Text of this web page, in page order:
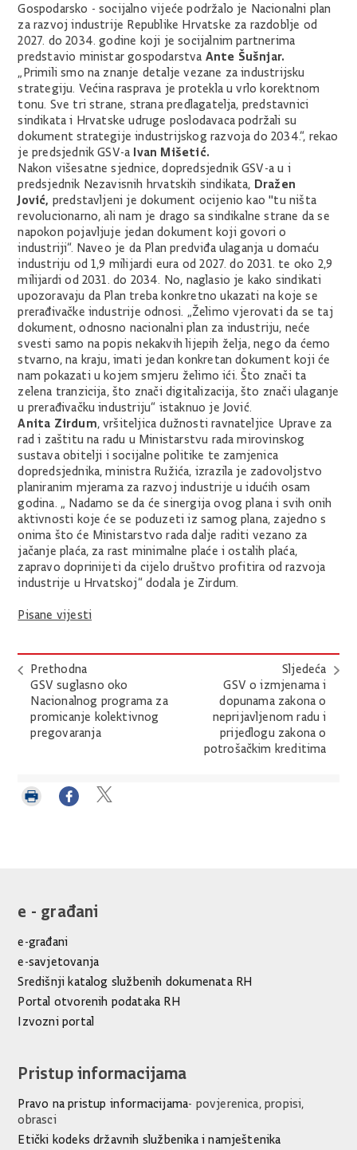
Gospodarsko - socijalno vijeće podržalo je Nacionalni plan
za razvoj industrije Republike Hrvatske za razdoblje od
2027. do 2034. godine koji je socijalnim partnerima
predstavio ministar gospodarstva Ante Šušnjar.
„Primili smo na znanje detalje vezane za industrijsku
strategiju. Većina rasprava je protekla u vrlo korektnom
tonu. Sve tri strane, strana predlagatelja, predstavnici
sindikata i Hrvatske udruge poslodavaca podržali su
dokument strategije industrijskog razvoja do 2034.“, rekao
je predsjednik GSV-a Ivan Mišetić.
Nakon višesatne sjednice, dopredsjednik GSV-a u i
predsjednik Nezavisnih hrvatskih sindikata, Dražen
Jović, predstavljeni je dokument ocijenio kao "tu ništa
revolucionarno, ali nam je drago sa sindikalne strane da se
napokon pojavljuje jedan dokument koji govori o
industriji“. Naveo je da Plan predviđa ulaganja u domaću
industriju od 1,9 milijardi eura od 2027. do 2031. te oko 2,9
milijardi od 2031. do 2034. No, naglasio je kako sindikati
upozoravaju da Plan treba konkretno ukazati na koje se
prerađivačke industrije odnosi. „Želimo vjerovati da se taj
dokument, odnosno nacionalni plan za industriju, neće
svesti samo na popis nekakvih lijepih želja, nego da ćemo
stvarno, na kraju, imati jedan konkretan dokument koji će
nam pokazati u kojem smjeru želimo ići. Što znači ta
zelena tranzicija, što znači digitalizacija, što znači ulaganje
u prerađivačku industriju“ istaknuo je Jović.
Anita Zirdum, vršiteljica dužnosti ravnateljice Uprave za
rad i zaštitu na radu u Ministarstvu rada mirovinskog
sustava obitelji i socijalne politike te zamjenica
dopredsjednika, ministra Ružića, izrazila je zadovoljstvo
planiranim mjerama za razvoj industrije u idućih osam
godina. „ Nadamo se da će sinergija ovog plana i svih onih
aktivnosti koje će se poduzeti iz samog plana, zajedno s
onima što će Ministarstvo rada dalje raditi vezano za
jačanje plaća, za rast minimalne plaće i ostalih plaća,
zapravo doprinijeti da cijelo društvo profitira od razvoja
industrije u Hrvatskoj“ dodala je Zirdum.
Pisane vijesti
Prethodna
GSV suglasno oko
Nacionalnog programa za
promicanje kolektivnog
pregovaranja
Sljedeća
GSV o izmjenama i
dopunama zakona o
neprijavljenom radu i
prijedlogu zakona o
potrošačkim kreditima
e - građani
e-građani
e-savjetovanja
Središnji katalog službenih dokumenata RH
Portal otvorenih podataka RH
Izvozni portal
Pristup informacijama
Pravo na pristup informacijama- povjerenica, propisi,
obrasci
Etički kodeks državnih službenika i namještenika